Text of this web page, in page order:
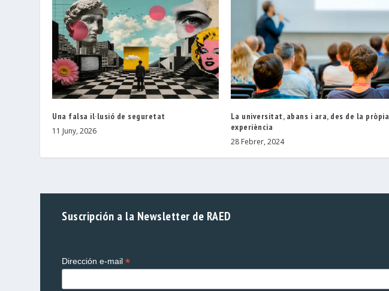
Una falsa il·lusió de seguretat
11 Juny, 2026
La universitat, abans i ara, des de la pròpia
experiència
28 Febrer, 2024
Suscripción a la Newsletter de RAED
Dirección e-mail*